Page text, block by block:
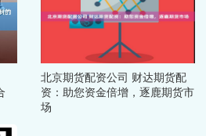
北京期货配资公司 财达期货配
资：助您资金倍增，逐鹿期货市
场